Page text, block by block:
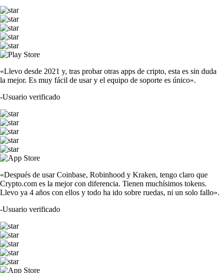
«Llevo desde 2021 y, tras probar otras apps de cripto, esta es sin duda
la mejor. Es muy fácil de usar y el equipo de soporte es único».
-Usuario verificado
«Después de usar Coinbase, Robinhood y Kraken, tengo claro que
Crypto.com es la mejor con diferencia. Tienen muchísimos tokens.
Llevo ya 4 años con ellos y todo ha ido sobre ruedas, ni un solo fallo».
-Usuario verificado